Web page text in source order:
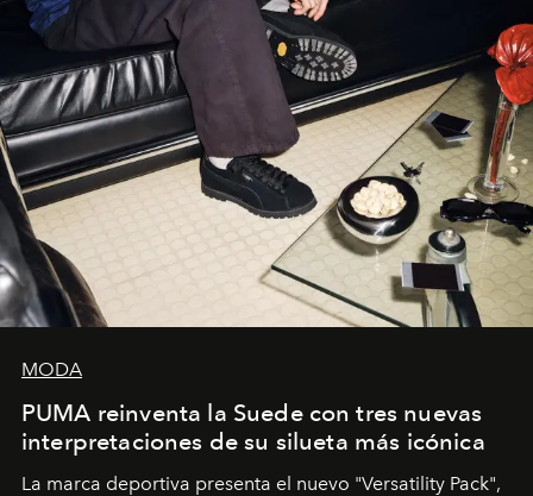
MODA
PUMA reinventa la Suede con tres nuevas
interpretaciones de su silueta más icónica
La marca deportiva presenta el nuevo "Versatility Pack",